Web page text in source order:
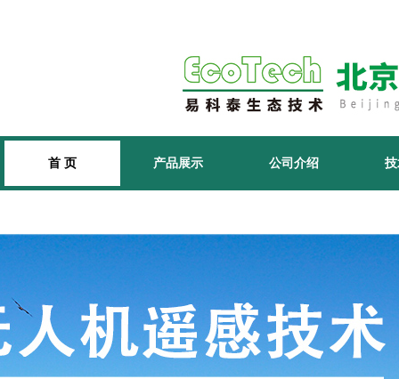
首 页 产品展示 公司介绍